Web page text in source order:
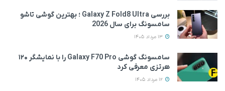
بررسی Galaxy Z Fold8 Ultra ؛ بهترین گوشی تاشو
سامسونگ برای سال 2026
سامسونگ گوشی Galaxy F70 Pro را با نمایشگر ۱۲۰
هرتزی معرفی کرد